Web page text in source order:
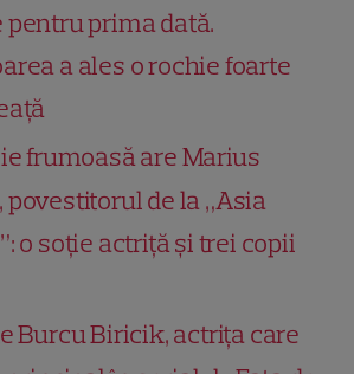
prima dată.
a ales o rochie foarte
frumoasă are Marius
povestitorul de la „Asia
o soție actriță și trei copii
Burcu Biricik, actrița care